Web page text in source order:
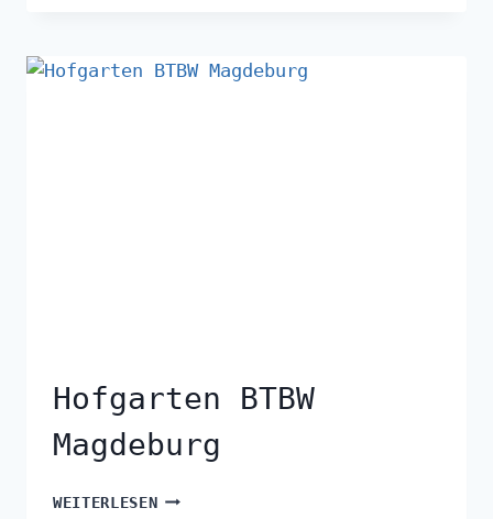
Hofgarten BTBW
Magdeburg
WEITERLESEN